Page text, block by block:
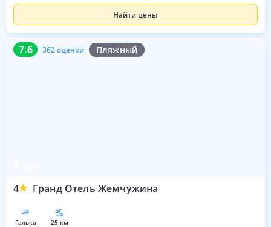
Найти цены
7.6 362 оценки Пляжный
4 Гранд Отель Жемчужина
7.6 362 оценки
галька 25 км